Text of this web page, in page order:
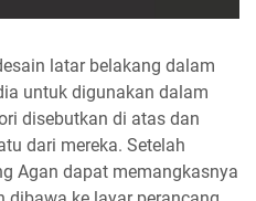
latar belakang dalam
untuk digunakan dalam
disebutkan di atas dan
dari mereka. Setelah
Agan dapat memangkasnya